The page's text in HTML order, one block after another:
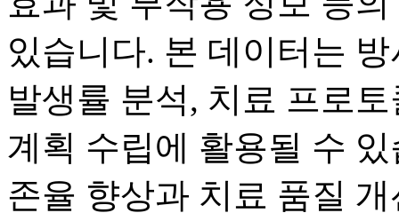
있습니다. 본 데이터는
발생률 분석, 치료 프로
계획 수립에 활용될 수
존율 향상과 치료 품질